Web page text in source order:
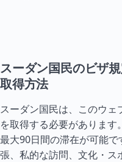
スーダン国民のビザ
取得方法
スーダン国民は、このウ
を取得する必要がありま
最大90日間の滞在が可能
張、私的な訪問、文化・ス